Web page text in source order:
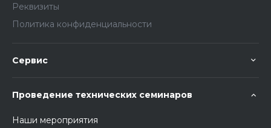
Реквизиты
Политика конфиденциальности
Сервис
Проведение технических семинаров
Наши мероприятия